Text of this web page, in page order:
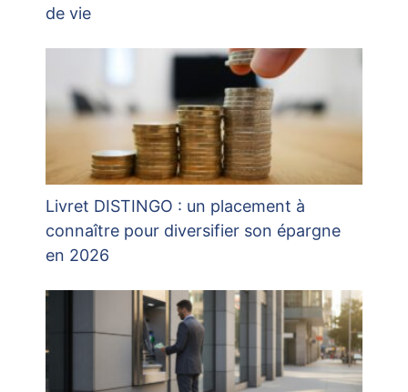
de vie
Livret DISTINGO : un placement à
connaître pour diversifier son épargne
en 2026